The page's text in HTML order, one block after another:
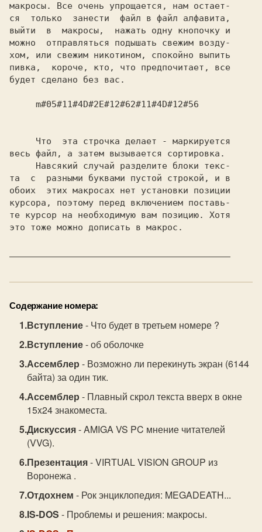
макросы. Все очень упрощается, нам остает-
ся  только  занести  файл в файл алфавита,
выйти  в  макросы,  нажать одну кнопочку и
можно  отправляться подышать свежим возду-
хом, или свежим никотином, спокойно выпить
пивка,  короче, кто, что предпочитает, все
будет сделано без вас.
  m#05#11#4D#2E#12#62#11#4D#12#56
весь файл, а затем вызывается сортировка.
та  с  разными буквами пустой строкой, и в
обоих  этих макросах нет установки позиции
курсора, поэтому перед включением поставь-
те курсор на необходимую вам позицию. Хотя
это тоже можно дописать в макрос.
Содержание номера:
Вступление- Что будет в третьем номере ?
Вступление- об оболочке
Ассемблер - Возможно ли перекинуть экран (6144
байта) за один тик.
Ассемблер - Плавный скрол текста вверх в окне
15x24 знакоместа.
Дискуссия- AMIGA VS PC мнение читателей
(VVG).
Презентация- VIRTUAL VISION GROUP из
Воронежа .
Отдохнем - Рок энциклопедия: MEGADEATH...
IS-DOS - Проблемы и решения: макросы.